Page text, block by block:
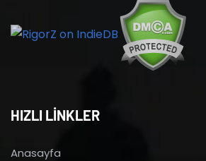
HIZLI LİNKLER
Anasayfa